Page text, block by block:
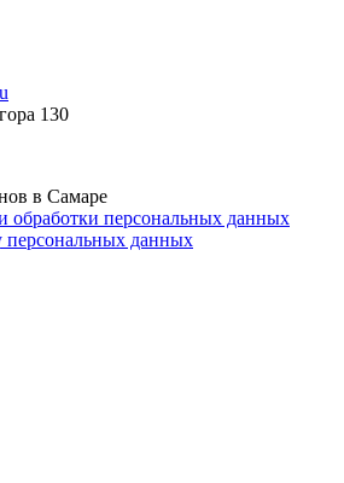
130
в Самаре
обработки персональных данных
персональных данных